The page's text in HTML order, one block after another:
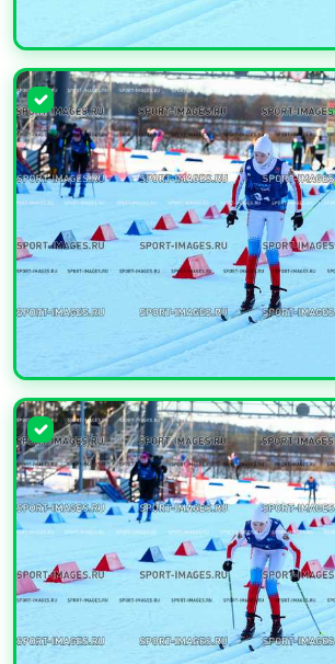
УВЕЛИЧИТЬ
УВЕЛИЧИТЬ